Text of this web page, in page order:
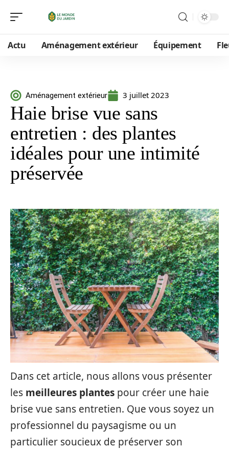
Actu Aménagement extérieur Équipement
Aménagement extérieur 3 juillet 2023
Haie brise vue sans
entretien : des plantes
idéales pour une intimité
préservée
Dans cet article, nous allons vous présenter
les meilleures plantes pour créer une haie
brise vue sans entretien. Que vous soyez un
professionnel du paysagisme ou un
particulier soucieux de préserver son